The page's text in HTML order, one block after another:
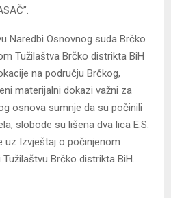
Naredbi Osnovnog suda Brčko
Tužilaštva Brčko distrikta BiH
na području Brčkog,
materijalni dokazi važni za
osnova sumnje da su počinili
slobode su lišena dva lica E.S.
uz Izvještaj o počinjenom
Brčko distrikta BiH.